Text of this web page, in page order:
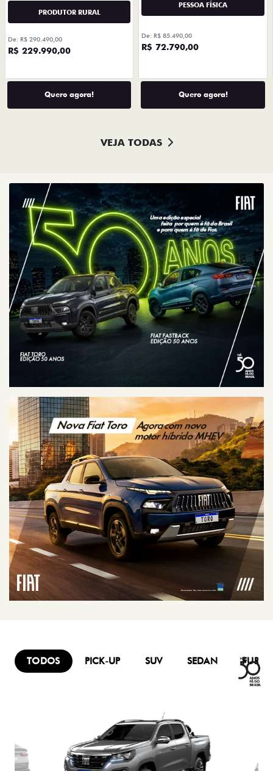
PRODUTOR RURAL
De: R$ 290.490,00
R$ 229.990,00
Quero agora!
PESSOA FÍSICA
De: R$ 85.490,00
R$ 72.790,00
Quero agora!
VEJA TODAS
TODOS PICK-UP SUV SEDAN